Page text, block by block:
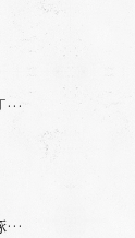
🍶至福のひとときを「とんとん」で過ごしませんか？🍶
🍲絶品！こだわりの豚しゃぶをとんとんで堪能しよう🍲